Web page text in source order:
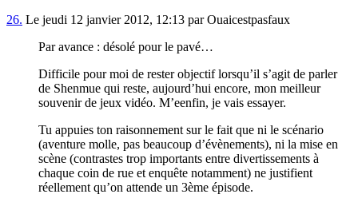
26. Le jeudi 12 janvier 2012, 12:13 par Ouaicestpasfaux
Par avance : désolé pour le pavé…
Difficile pour moi de rester objectif lorsqu’il s’agit de parler
de Shenmue qui reste, aujourd’hui encore, mon meilleur
souvenir de jeux vidéo. M’eenfin, je vais essayer.
Tu appuies ton raisonnement sur le fait que ni le scénario
(aventure molle, pas beaucoup d’évènements), ni la mise en
scène (contrastes trop importants entre divertissements à
chaque coin de rue et enquête notamment) ne justifient
réellement qu’on attende un 3ème épisode.